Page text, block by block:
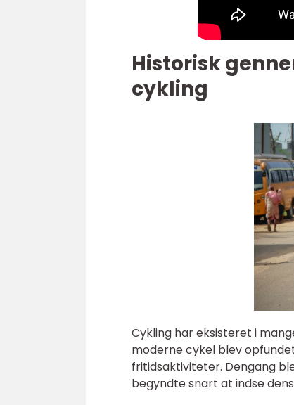
Historisk
cykling
Cykling har eksisteret i
moderne cykel blev
fritidsaktiviteter. Dengang
begyndte snart at indse